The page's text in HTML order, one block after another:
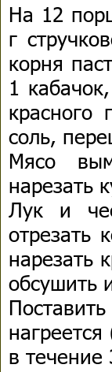
На 12
г
корня
1
соль,
Мясо
нарезать
Лук и
отрезать
нарезать
обсушить
в